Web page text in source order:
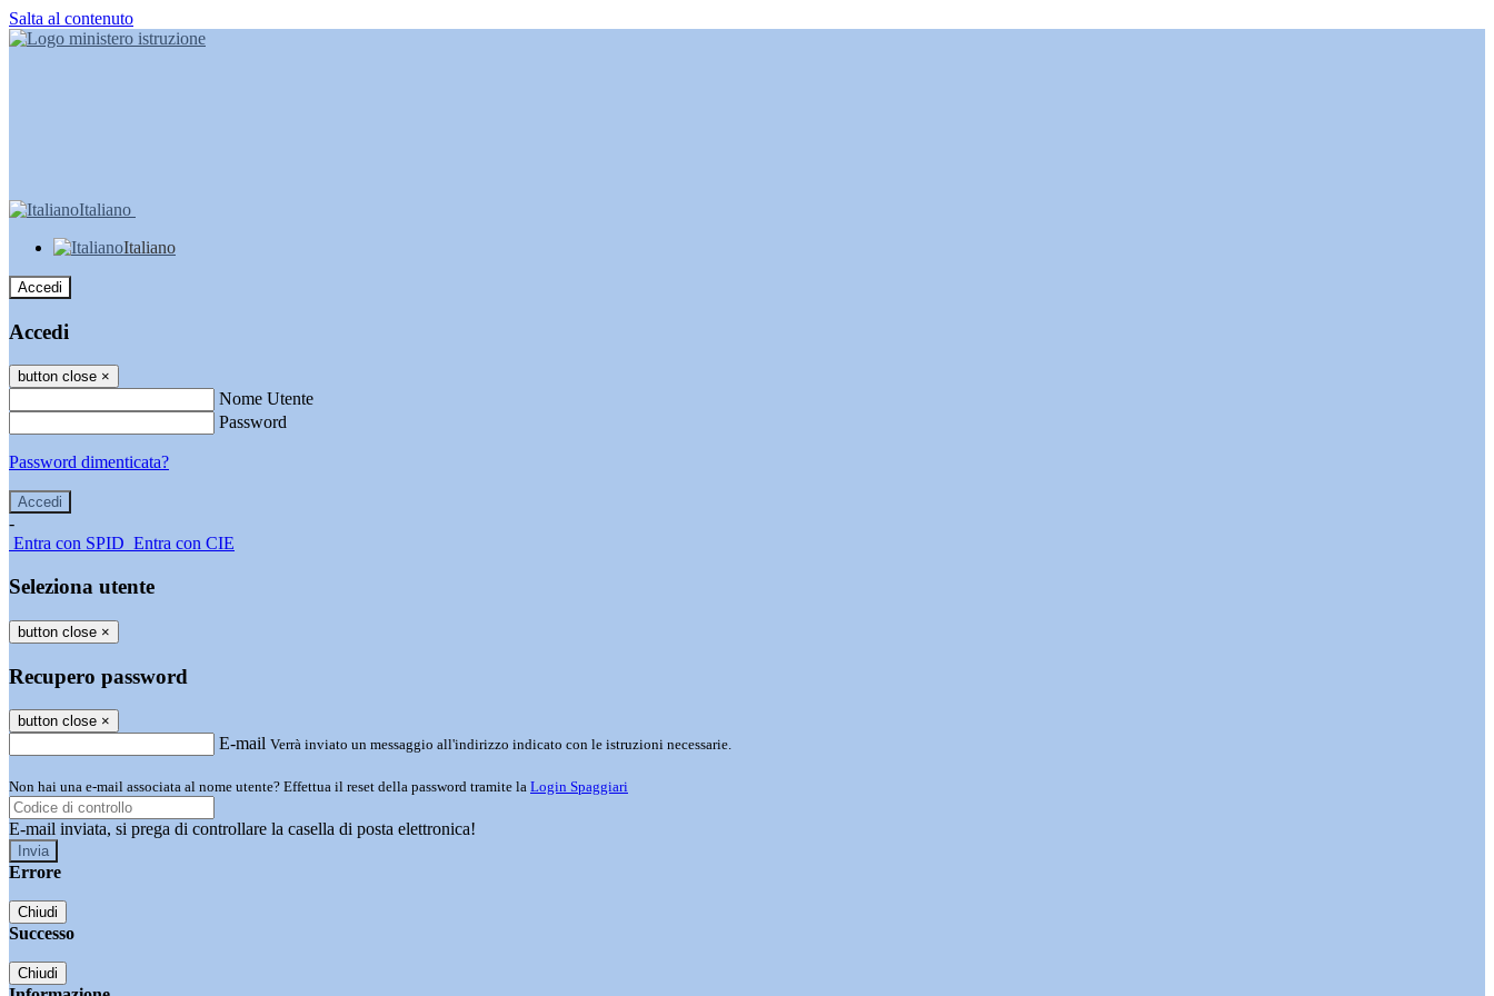
Salta al contenuto
Italiano
Italiano
Accedi
Accedi
button close ×
Nome Utente
Password
Password dimenticata?
-
Entra con SPID Entra con CIE
Seleziona utente
button close ×
Recupero password
button close ×
E-mail Verrà inviato un messaggio all'indirizzo indicato con le istruzioni necessarie.
Non hai una e-mail associata al nome utente? Effettua il reset della password tramite la Login Spaggiari
E-mail inviata, si prega di controllare la casella di posta elettronica!
Errore
Chiudi
Successo
Chiudi